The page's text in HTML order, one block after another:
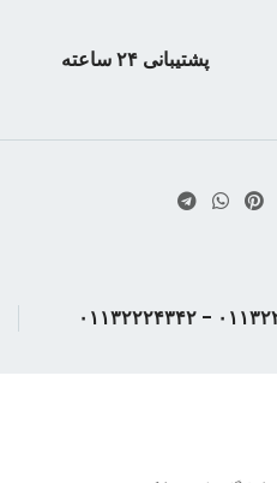
پشتیبانی ۲۴ ساعته